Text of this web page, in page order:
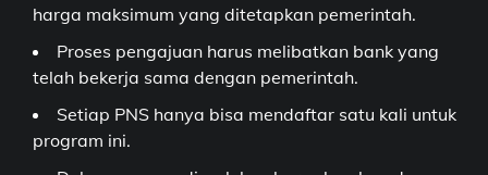
harga maksimum yang ditetapkan pemerintah.
Proses pengajuan harus melibatkan bank yang
telah bekerja sama dengan pemerintah.
Setiap PNS hanya bisa mendaftar satu kali untuk
program ini.